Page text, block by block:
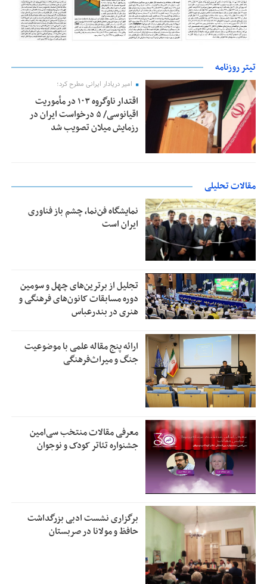
تیتر روزنامه
امیر دریادار ایرانی مطرح کرد؛
اقتدار ناوگروه ۱۰۳ در مأموریت‌
اقیانوسی/ ۵ درخواست ایران در
رزمایش میلان تصویب شد
مقالات تحلیلی
نمایشگاه فن‌نما، چشم باز فناوری
ایران است
تجلیل از بر‌ترین‌های چهل و سومین
دوره مسابقات کانون‌های فرهنگی و
هنری در بندرعباس
ارائه پنج مقاله علمی با موضوعیت
جنگ و میراث‌فرهنگی
معرفی مقالات منتخب سی‌امین
جشنواره تئاتر کودک و نوجوان
برگزاری نشست ادبی بزرگداشت
حافظ و مولانا در صربستان